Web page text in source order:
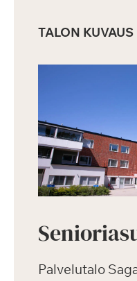
TALON KUVAUS
Palvelutalo